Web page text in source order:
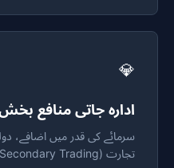
💎
ادارہ جاتی منافع
سرمائے کی قدر میں اضافے،
تجارت (Secondary Trading) کے لیے انجینیئرڈ۔